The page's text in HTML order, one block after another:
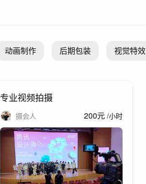
动画制作 后期包装 视觉特效
专业视频拍摄
摄会人 200元 /小时